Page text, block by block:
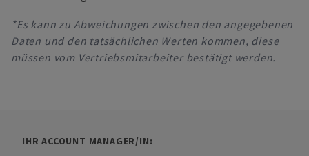
*Es kann zu Abweichungen zwischen den angegebenen
Daten und den tatsächlichen Werten kommen, diese
müssen vom Vertriebsmitarbeiter bestätigt werden.
IHR ACCOUNT MANAGER/IN: